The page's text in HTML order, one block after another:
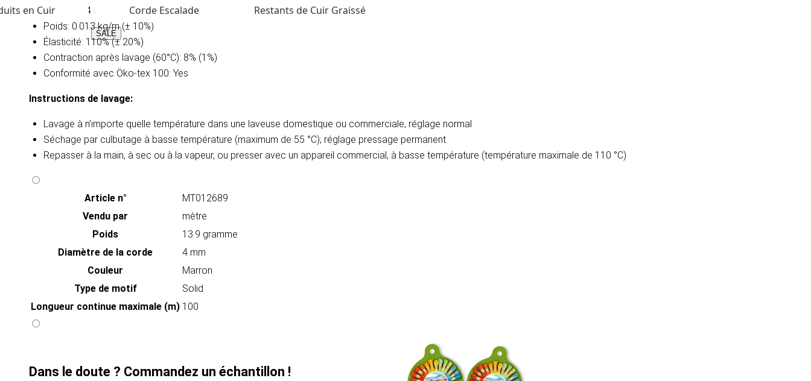
en Cuir Corde Escalade Restants de Cuir Graissé
SALE
Diaméter: 4 mm
Poids: 0.013 kg/m (± 10%)
Élasticité: 110% (± 20%)
Contraction après lavage (60°C): 8% (1%)
Conformité avec Öko-tex 100: Yes
Instructions de lavage​:
Lavage à n’importe quelle température dans une laveuse domestique ou commerciale, réglage normal
Séchage par culbutage à basse température (maximum de 55 °C); réglage pressage permanent
Repasser à la main, à sec ou à la vapeur, ou presser avec un appareil commercial, à basse température (température maximale de 110 °C)
Article n°
MT012689
Vendu par
mètre
Poids
13.9 gramme
Diamètre de la corde
4 mm
Couleur
Marron
Type de motif
Solid
Longueur continue maximale (m) 100
Dans le doute ? Commandez un échantillon !